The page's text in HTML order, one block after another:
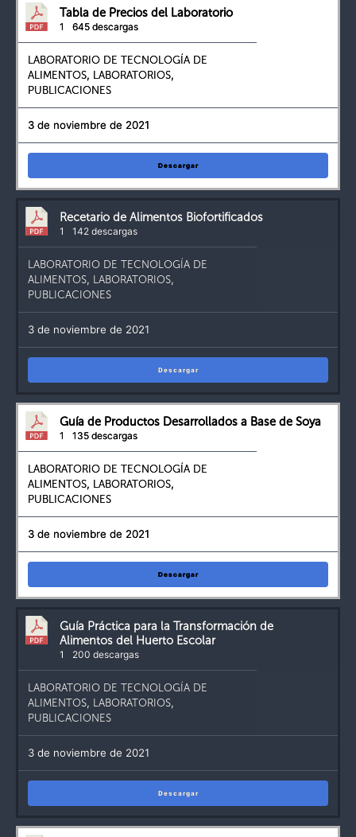
Tabla de Precios del Laboratorio
1 645 descargas
LABORATORIO DE TECNOLOGÍA DE
ALIMENTOS, LABORATORIOS,
PUBLICACIONES
3 de noviembre de 2021
Descargar
Recetario de Alimentos Biofortificados
1 142 descargas
LABORATORIO DE TECNOLOGÍA DE
ALIMENTOS, LABORATORIOS,
PUBLICACIONES
3 de noviembre de 2021
Descargar
Guía de Productos Desarrollados a Base de Soya
1 135 descargas
LABORATORIO DE TECNOLOGÍA DE
ALIMENTOS, LABORATORIOS,
PUBLICACIONES
3 de noviembre de 2021
Descargar
Guía Práctica para la Transformación de
Alimentos del Huerto Escolar
1 200 descargas
LABORATORIO DE TECNOLOGÍA DE
ALIMENTOS, LABORATORIOS,
PUBLICACIONES
3 de noviembre de 2021
Descargar